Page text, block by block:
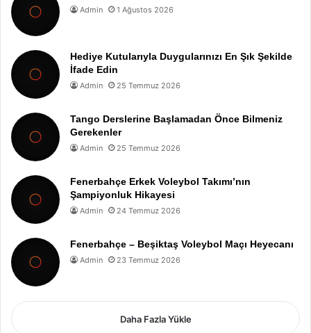
Admin 1 Ağustos 2026
Hediye Kutularıyla Duygularınızı En Şık Şekilde
İfade Edin
Admin 25 Temmuz 2026
Tango Derslerine Başlamadan Önce Bilmeniz
Gerekenler
Admin 25 Temmuz 2026
Fenerbahçe Erkek Voleybol Takımı’nın
Şampiyonluk Hikayesi
Admin 24 Temmuz 2026
Fenerbahçe – Beşiktaş Voleybol Maçı Heyecanı
Admin 23 Temmuz 2026
Daha Fazla Yükle